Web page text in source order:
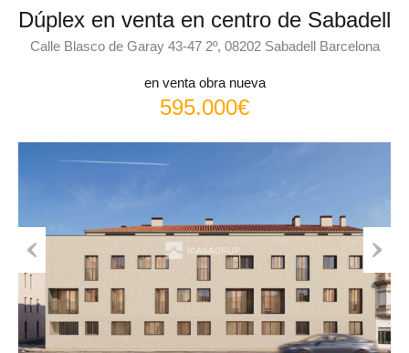
Dúplex en venta en centro de Sabadell
Calle Blasco de Garay 43-47 2º, 08202 Sabadell Barcelona
en venta obra nueva
595.000€
Previous Next